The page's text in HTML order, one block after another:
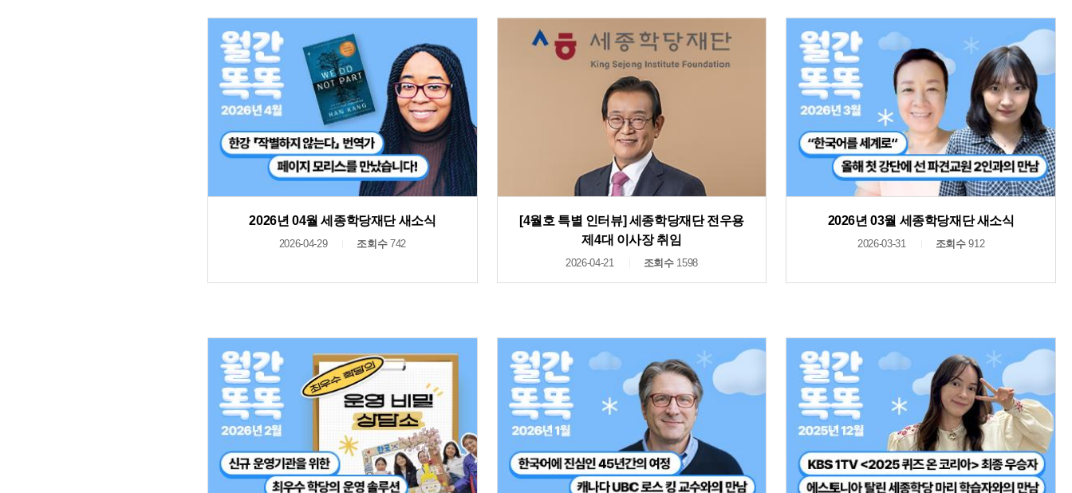
2026년 04월 세종학당재단 새소식
2026-04-29 조회수 742
[4월호 특별 인터뷰] 세종학당재단 전우용
제4대 이사장 취임
2026-04-21 조회수 1598
2026년 03월 세종학당재단 새소식
2026-03-31 조회수912